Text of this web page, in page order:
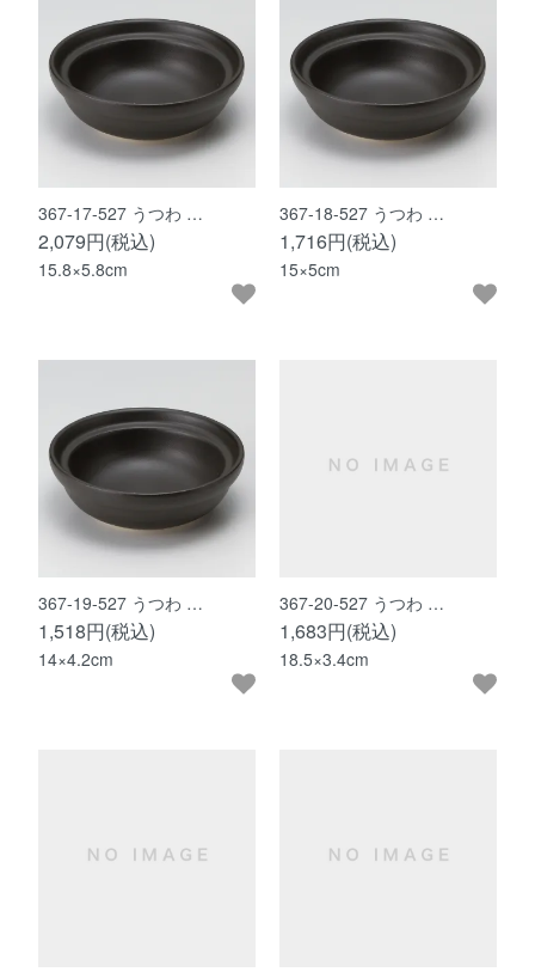
367-17-527 うつわ …
2,079円(税込)
15.8×5.8cm
367-18-527 うつわ …
1,716円(税込)
15×5cm
367-19-527 うつわ …
1,518円(税込)
14×4.2cm
367-20-527 うつわ …
1,683円(税込)
18.5×3.4cm